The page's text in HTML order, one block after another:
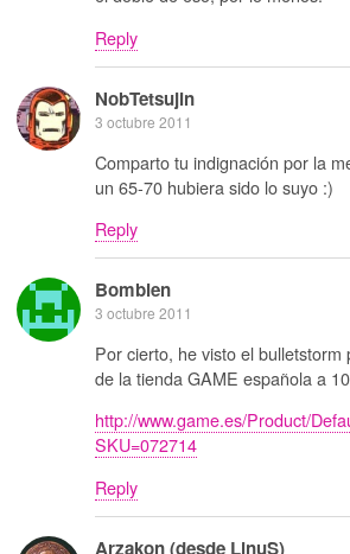
Reply
NobTetsujin
3 octubre 2011
Comparto tu indignación por la
un 65-70 hubiera sido lo suyo :)
Reply
Bombien
3 octubre 2011
Por cierto, he visto el bulletstorm
de la tienda GAME española a
http://www.game.es/Product/
SKU=072714
Reply
Arzakon (desde LinuS)